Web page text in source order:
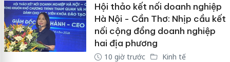
Hội thảo kết nối doanh nghiệp
Hà Nội - Cần Thơ: Nhịp cầu kết
nối cộng đồng doanh nghiệp
hai địa phương
10 giờ trước Kinh tế